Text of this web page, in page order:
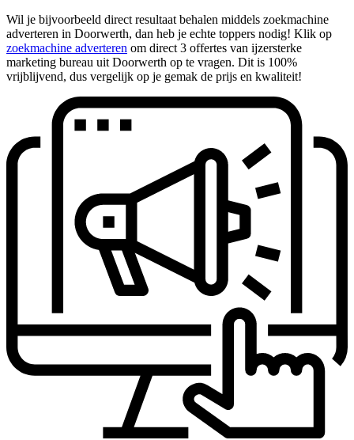
Wil je bijvoorbeeld direct resultaat behalen middels zoekmachine
adverteren in Doorwerth, dan heb je echte toppers nodig! Klik op
zoekmachine adverteren om direct 3 offertes van ijzersterke
marketing bureau uit Doorwerth op te vragen. Dit is 100%
vrijblijvend, dus vergelijk op je gemak de prijs en kwaliteit!